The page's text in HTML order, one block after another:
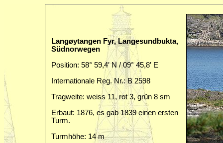
Langøytangen Fyr, Langesundbukta,
Südnorwegen
Position: 58° 59,4′ N / 09° 45,8′ E
Internationale Reg. Nr.: B 2598
Tragweite: weiss 11, rot 3, grün 8 sm
Erbaut: 1876, es gab 1839 einen ersten
Turm.
Turmhöhe: 14 m